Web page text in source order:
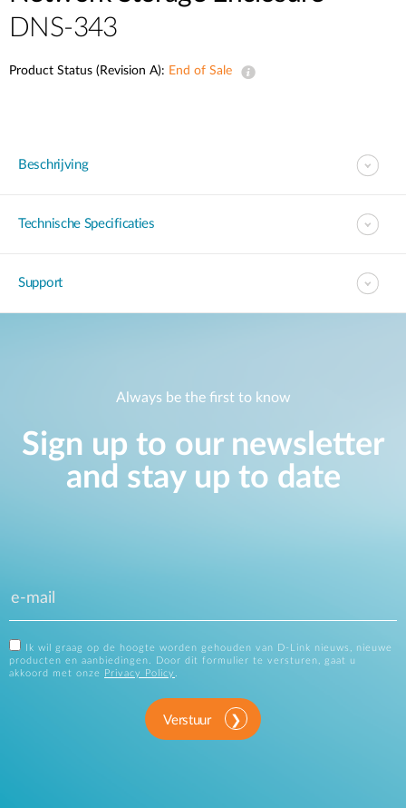
DNS-343
Product Status (Revision A): End of Sale
Beschrijving
Technische Specificaties
Support
Always be the first to know
Sign up to our newsletter
and stay up to date
Ik wil graag op de hoogte worden gehouden van D-Link nieuws, nieuwe
producten en aanbiedingen. Door dit formulier te versturen, gaat u
akkoord met onze
Privacy Policy .
Verstuur